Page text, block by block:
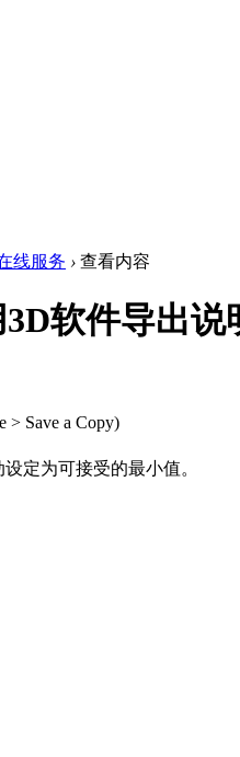
线服务 › 查看内容
软件导出
Save a Copy)
定为可接受的最小值。